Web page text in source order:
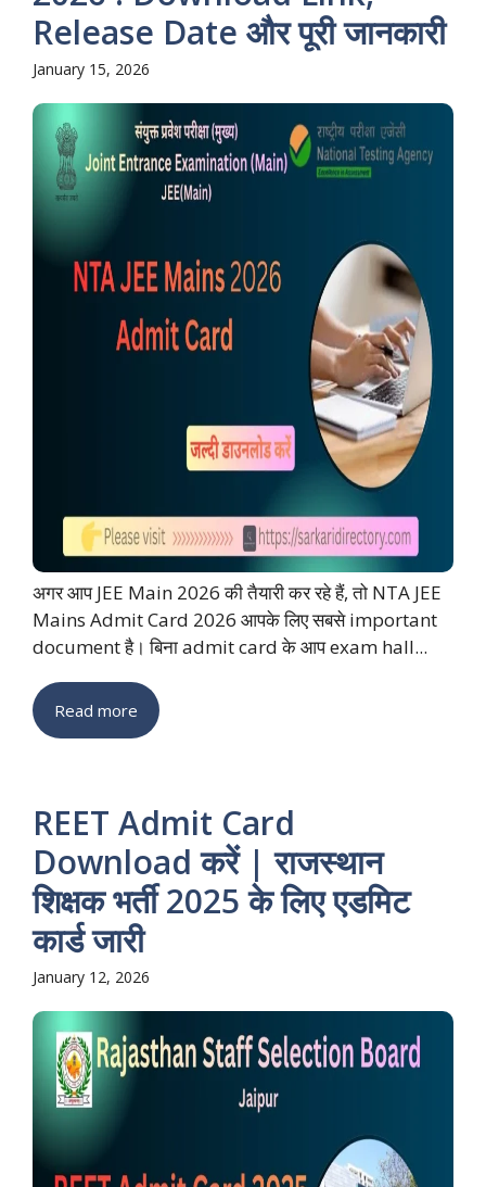
Release Date और पूरी जानकारी
January 15, 2026
अगर आप JEE Main 2026 की तैयारी कर रहे हैं, तो NTA JEE
Mains Admit Card 2026 आपके लिए सबसे important
document है। बिना admit card के आप exam hall...
Read more
REET Admit Card
Download करें | राजस्थान
शिक्षक भर्ती 2025 के लिए एडमिट
कार्ड जारी
January 12, 2026